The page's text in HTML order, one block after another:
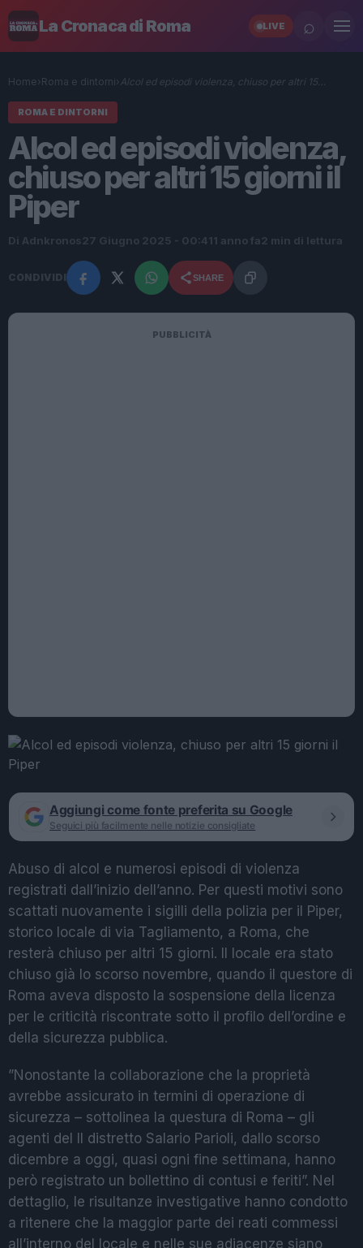
La Cronaca di Roma LIVE ⌕
Home› Roma e dintorni› Alcol ed episodi violenza, chiuso per altri 15…
ROMA E DINTORNI
Alcol ed episodi violenza,
chiuso per altri 15 giorni il
Piper
Di Adnkronos27 Giugno 2025 - 00:41 1 anno fa2 min di lettura
CONDIVIDI SHARE
PUBBLICITÀ
Aggiungi come fonte preferita su Google
Seguici più facilmente nelle notizie consigliate
Abuso di alcol e numerosi episodi di violenza
registrati dall’inizio dell’anno. Per questi motivi sono
scattati nuovamente i sigilli della polizia per il Piper,
storico locale di via Tagliamento, a Roma, che
resterà chiuso per altri 15 giorni. Il locale era stato
chiuso già lo scorso novembre, quando il questore di
Roma aveva disposto la sospensione della licenza
per le criticità riscontrate sotto il profilo dell’ordine e
della sicurezza pubblica.
”Nonostante la collaborazione che la proprietà
avrebbe assicurato in termini di operazione di
sicurezza – sottolinea la questura di Roma – gli
agenti del II distretto Salario Parioli, dallo scorso
dicembre a oggi, quasi ogni fine settimana, hanno
però registrato un bollettino di contusi e feriti”. Nel
dettaglio, le risultanze investigative hanno condotto
a ritenere che la maggior parte dei reati commessi
all’interno del locale e nelle sue adiacenze siano